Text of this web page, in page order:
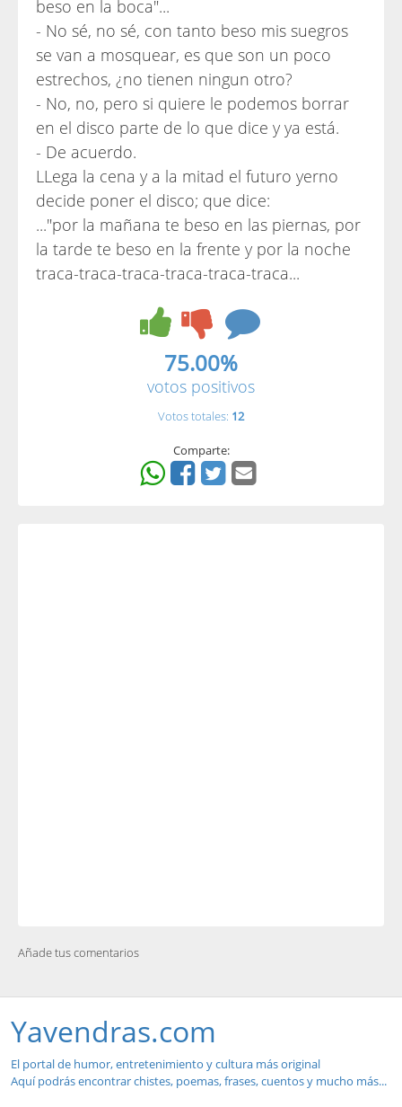
beso en la boca"...
- No sé, no sé, con tanto beso mis suegros
se van a mosquear, es que son un poco
estrechos, ¿no tienen ningun otro?
- No, no, pero si quiere le podemos borrar
en el disco parte de lo que dice y ya está.
- De acuerdo.
LLega la cena y a la mitad el futuro yerno
decide poner el disco; que dice:
..."por la mañana te beso en las piernas, por
la tarde te beso en la frente y por la noche
traca-traca-traca-traca-traca-traca...
75.00%
votos positivos
Votos totales: 12
Comparte:
Añade tus comentarios
Yavendras.com
El portal de humor, entretenimiento y cultura más original
Aquí podrás encontrar chistes, poemas, frases, cuentos y mucho más...